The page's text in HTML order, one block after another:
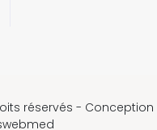
réservés - Conception